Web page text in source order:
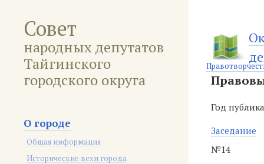
Совет
народных депутатов
Тайгинского
городского округа
О городе
Общая информация
Исторические вехи города
Год
Заседание
№14